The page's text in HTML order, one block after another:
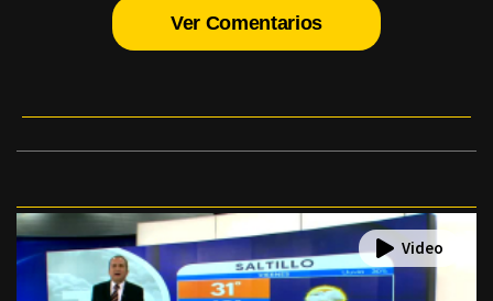
Ver Comentarios